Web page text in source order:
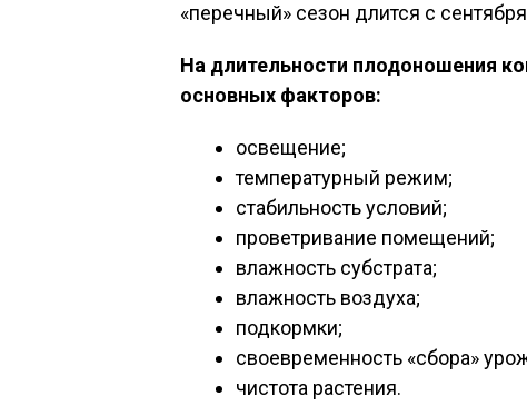
«перечный» сезон длится с
На длительности плодоношения
основных факторов:
освещение;
температурный режим;
стабильность условий;
проветривание помещений;
влажность субстрата;
влажность воздуха;
подкормки;
своевременность «сбора»
чистота растения.